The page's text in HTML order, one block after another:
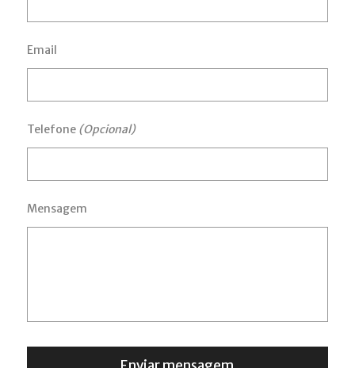
Email
Telefone (Opcional)
Mensagem